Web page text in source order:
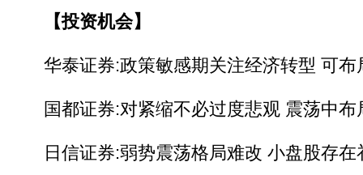
【投资机会】
华泰证券:政策敏感期关注经济转型 可布
国都证券:对紧缩不必过度悲观 震荡中布
日信证券:弱势震荡格局难改 小盘股存在